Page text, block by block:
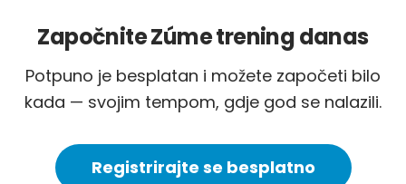
Započnite Zúme trening danas
Potpuno je besplatan i možete započeti bilo
kada — svojim tempom, gdje god se nalazili.
Registrirajte se besplatno